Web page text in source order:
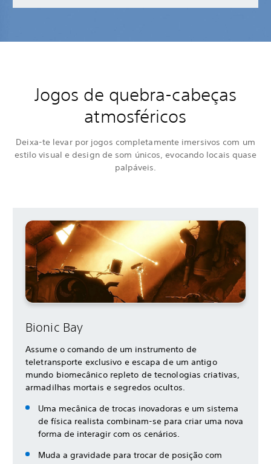
Jogos de quebra-cabeças
atmosféricos
Deixa-te levar por jogos completamente imersivos com um
estilo visual e design de som únicos, evocando locais quase
palpáveis.
Bionic Bay
Assume o comando de um instrumento de
teletransporte exclusivo e escapa de um antigo
mundo biomecânico repleto de tecnologias criativas,
armadilhas mortais e segredos ocultos.
Uma mecânica de trocas inovadoras e um sistema
de física realista combinam-se para criar uma nova
forma de interagir com os cenários.
Muda a gravidade para trocar de posição com